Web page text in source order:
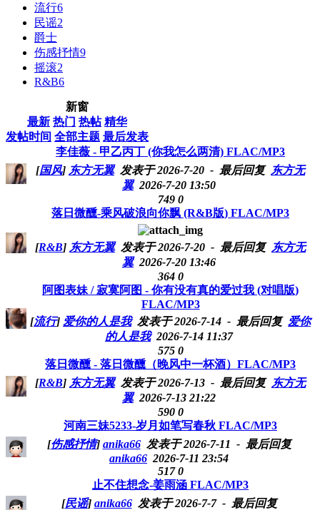
流行6
民谣2
爵士
伤感抒情9
摇滚2
R&B6
新窗
最新 热门 热帖 精华
发帖时间 全部主题 最后发表
李佳薇 - 甲乙丙丁 (你我怎么两清) FLAC/MP3
[国风] 东方无翼发表于 2026-7-20 - 最后回复 东方无
翼2026-7-20 13:50
749 0
落日微醺-乘风破浪向你飘 (R&B版) FLAC/MP3
[R&B] 东方无翼发表于 2026-7-20 - 最后回复 东方无
翼2026-7-20 13:46
364 0
阿图表妹 / 寂寞阿图 - 你有没有真的爱过我 (对唱版)
FLAC/MP3
[流行] 爱你的人是我发表于 2026-7-14 - 最后回复 爱你
的人是我2026-7-14 11:37
575 0
落日微醺 - 落日微醺（晚风中一杯酒）FLAC/MP3
[R&B] 东方无翼发表于 2026-7-13 - 最后回复 东方无
翼2026-7-13 21:22
590 0
河南三妹5233-岁月如笔写春秋 FLAC/MP3
[伤感抒情] anika66发表于 2026-7-11 - 最后回复
anika66 2026-7-11 23:54
5170
止不住想念-姜雨涵 FLAC/MP3
[民谣] anika66发表于 2026-7-7- 最后回复